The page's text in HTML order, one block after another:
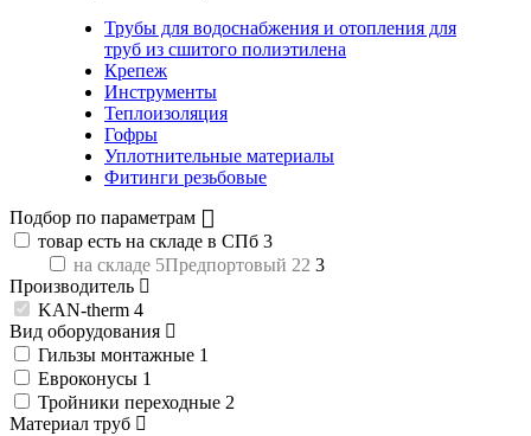
Трубы для водоснабжения и отопления для
труб из сшитого полиэтилена
Крепеж
Инструменты
Теплоизоляция
Гофры
Уплотнительные материалы
Фитинги резьбовые
Подбор по параметрам
товар есть на складе в СПб 3
на складе 5Предпортовый 22 3
Производитель
KAN-therm 4
Вид оборудования
Гильзы монтажные 1
Евроконусы 1
Тройники переходные 2
Материал труб